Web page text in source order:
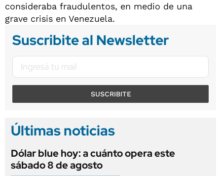
consideraba fraudulentos, en medio de una
grave crisis en Venezuela.
Suscribite al Newsletter
SUSCRIBITE
Últimas noticias
Dólar blue hoy: a cuánto opera este
sábado 8 de agosto